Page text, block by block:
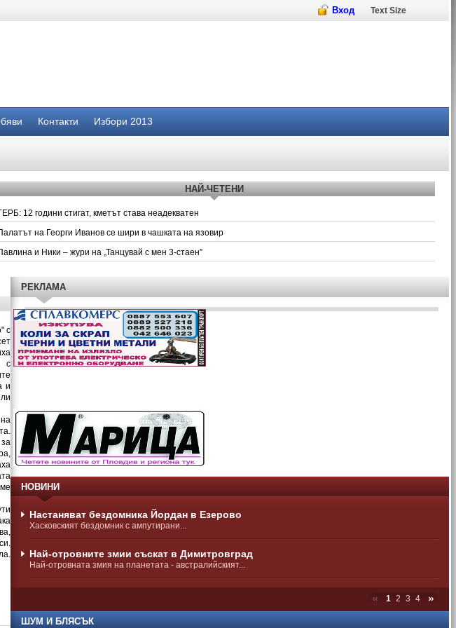
Text Size
Вход
Контакти Избори 2013
НАЙ-ЧЕТЕНИ
12 години стигат, кметът става неадекватен
на Георги Иванов се шири в чашката на язовир
и Ники – жури на „Танцувай с мен 3-стаен”
РЕКЛАМА
НОВИНИ
Настаняват бездомника Йордан в Езерово
Хасковският бездомник с ампутирани...
Най-отровните змии съскат в Димитровград
Най-отровната змия на планетата - австралийският...
1 2 3 4
ШУМ И БЛЯСЪК
с
с
и